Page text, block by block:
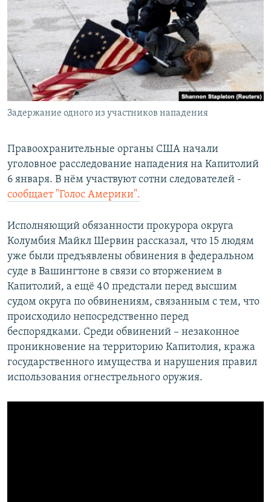
РАСПИСАНИЕ ВЕЩАНИЯ
ПОДПИШИТЕСЬ НА РАССЫЛКУ
СОЦИАЛЬНЫЕ СЕТИ
Все сайты РСЕ/РС
Задержание одного из участников нападения
Правоохранительные органы США начали
уголовное расследование нападения на Капитолий
6 января. В нём участвуют сотни следователей -
сообщает "Голос Америки".
Исполняющий обязанности прокурора округа
Колумбия Майкл Шервин рассказал, что 15 людям
уже были предъявлены обвинения в федеральном
суде в Вашингтоне в связи со вторжением в
Капитолий, а ещё 40 предстали перед высшим
судом округа по обвинениям, связанным с тем, что
происходило непосредственно перед
беспорядками. Среди обвинений – незаконное
проникновение на территорию Капитолия, кража
государственного имущества и нарушения правил
использования огнестрельного оружия.